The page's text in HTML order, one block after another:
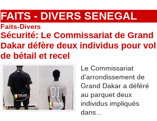
FAITS - DIVERS SENEGAL
Faits-Divers
Sécurité: Le Commissariat de Grand
Dakar défère deux individus pour vol
de bétail et recel
Le Commissariat
d’arrondissement de
Grand Dakar a déféré
au parquet deux
individus impliqués
dans...